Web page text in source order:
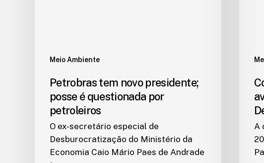
Meio Ambiente
Petrobras tem novo presidente;
posse é questionada por
petroleiros
O ex-secretário especial de
Desburocratização do Ministério da
Economia Caio Mário Paes de Andrade
A